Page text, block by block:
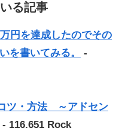
る記事
円を達成したのでその
を書いてみる。
-
ツ・方法 ～アドセン
- 116,651 Rock